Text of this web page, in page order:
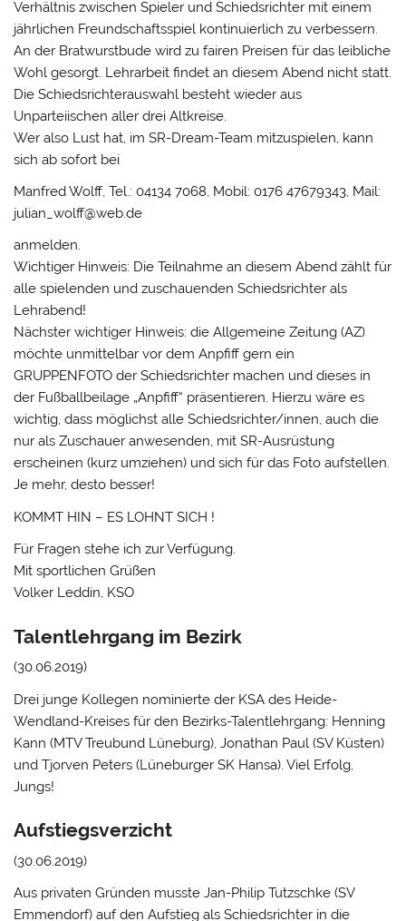
Verhältnis zwischen Spieler und Schiedsrichter mit einem
jährlichen Freundschaftsspiel kontinuierlich zu verbessern.
An der Bratwurstbude wird zu fairen Preisen für das leibliche
Wohl gesorgt. Lehrarbeit findet an diesem Abend nicht statt.
Die Schiedsrichterauswahl besteht wieder aus
Unparteiischen aller drei Altkreise.
Wer also Lust hat, im SR-Dream-Team mitzuspielen, kann
sich ab sofort bei
Manfred Wolff, Tel.: 04134 7068, Mobil: 0176 47679343, Mail:
julian_wolff@web.de
anmelden.
Wichtiger Hinweis: Die Teilnahme an diesem Abend zählt für
alle spielenden und zuschauenden Schiedsrichter als
Lehrabend!
Nächster wichtiger Hinweis: die Allgemeine Zeitung (AZ)
möchte unmittelbar vor dem Anpfiff gern ein
GRUPPENFOTO der Schiedsrichter machen und dieses in
der Fußballbeilage „Anpfiff“ präsentieren. Hierzu wäre es
wichtig, dass möglichst alle Schiedsrichter/innen, auch die
nur als Zuschauer anwesenden, mit SR-Ausrüstung
erscheinen (kurz umziehen) und sich für das Foto aufstellen.
Je mehr, desto besser!
KOMMT HIN – ES LOHNT SICH !
Für Fragen stehe ich zur Verfügung.
Mit sportlichen Grüßen
Volker Leddin, KSO
Talentlehrgang im Bezirk
(30.06.2019)
Drei junge Kollegen nominierte der KSA des Heide-
Wendland-Kreises für den Bezirks-Talentlehrgang: Henning
Kann (MTV Treubund Lüneburg), Jonathan Paul (SV Küsten)
und Tjorven Peters (Lüneburger SK Hansa). Viel Erfolg,
Jungs!
Aufstiegsverzicht
(30.06.2019)
Aus privaten Gründen musste Jan-Philip Tutzschke (SV
Emmendorf) auf den Aufstieg als Schiedsrichter in die